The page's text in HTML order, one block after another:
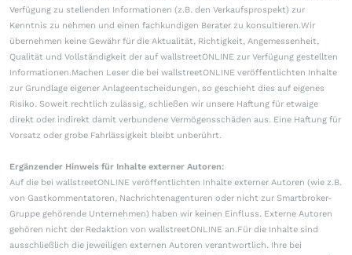
Verfügung zu stellenden Informationen (z.B. den Verkaufsprospekt) zur
Kenntnis zu nehmen und einen fachkundigen Berater zu konsultieren.Wir
übernehmen keine Gewähr für die Aktualität, Richtigkeit, Angemessenheit,
Qualität und Vollständigkeit der auf wallstreetONLINE zur Verfügung gestellten
Informationen.Machen Leser die bei wallstreetONLINE veröffentlichten Inhalte
zur Grundlage eigener Anlageentscheidungen, so geschieht dies auf eigenes
Risiko. Soweit rechtlich zulässig, schließen wir unsere Haftung für etwaige
direkt oder indirekt damit verbundene Vermögensschäden aus. Eine Haftung für
Vorsatz oder grobe Fahrlässigkeit bleibt unberührt.
Ergänzender Hinweis für Inhalte externer Autoren:
Auf die bei wallstreetONLINE veröffentlichten Inhalte externer Autoren (wie z.B.
von Gastkommentatoren, Nachrichtenagenturen oder nicht zur Smartbroker-
Gruppe gehörende Unternehmen) haben wir keinen Einfluss. Externe Autoren
gehören nicht der Redaktion von wallstreetONLINE an.Für die Inhalte sind
ausschließlich die jeweiligen externen Autoren verantwortlich. Ihre bei